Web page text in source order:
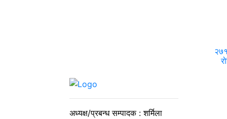
अध्यक्ष/प्रबन्ध सम्पादक : शर्मिला